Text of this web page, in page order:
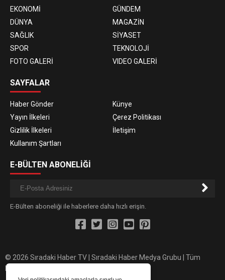
EKONOMİ
GÜNDEM
DÜNYA
MAGAZİN
SAĞLIK
SİYASET
SPOR
TEKNOLOJİ
FOTO GALERİ
VIDEO GALERİ
SAYFALAR
Haber Gönder
Künye
Yayın İlkeleri
Çerez Politikası
Gizlilik İlkeleri
İletişim
Kullanım Şartları
E-BÜLTEN ABONELİĞİ
E-Bülten aboneliği ile haberlere daha hızlı erişin.
© 2026 Sıradaki Haber TV | Sıradaki Haber Medya Grubu | Tüm
hakları saklıdır.